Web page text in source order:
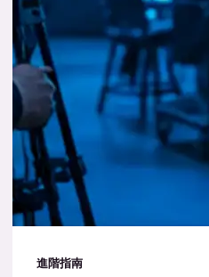
進階指南